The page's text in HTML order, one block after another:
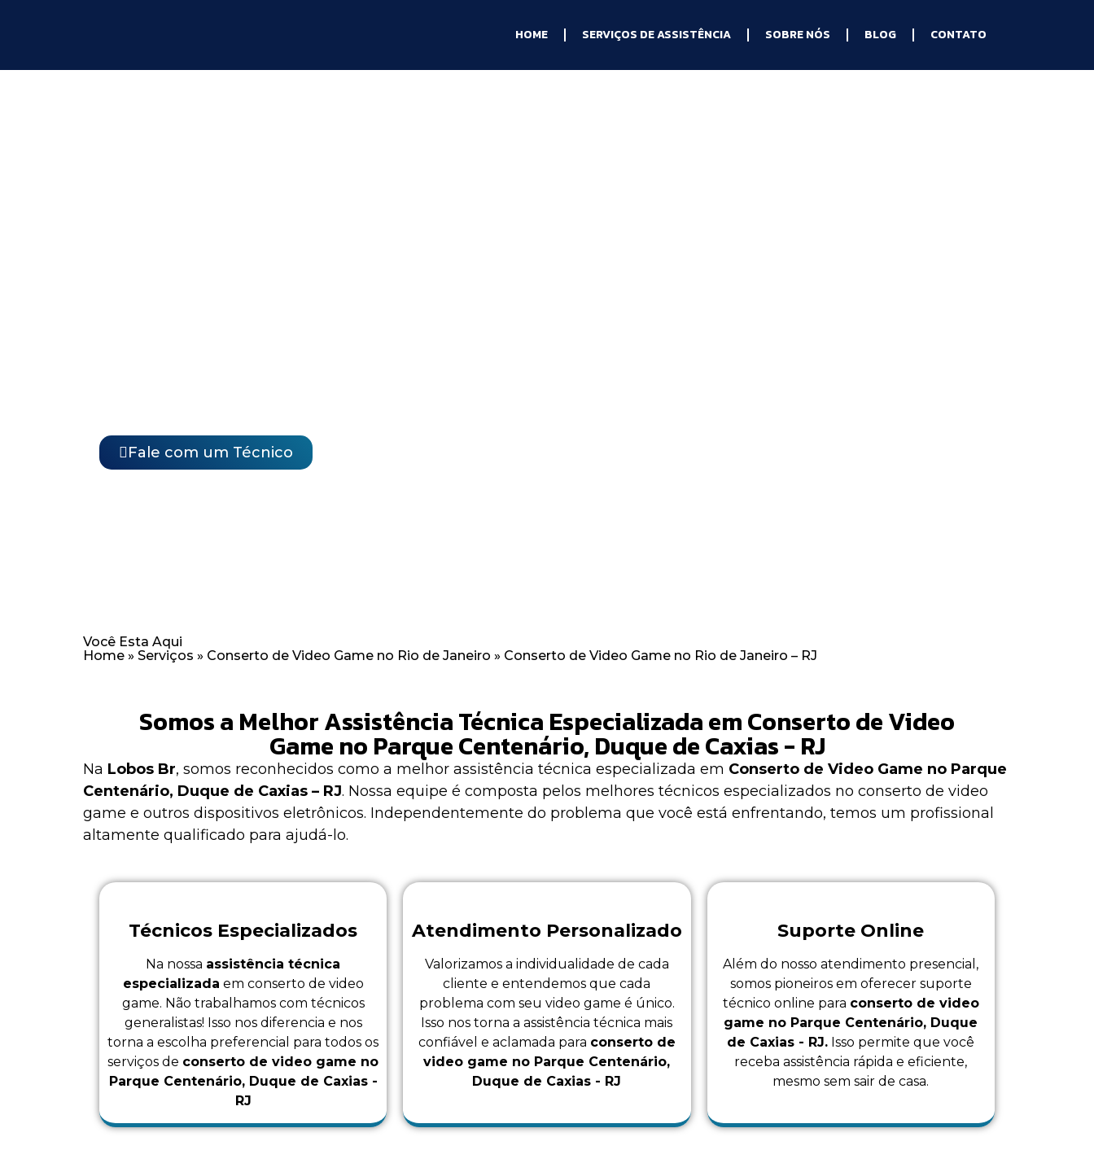
HOME SERVIÇOS DE ASSISTÊNCIA SOBRE NÓS BLOG CONTATO
Fale com um Técnico
Você Esta Aqui
Home » Serviços » Conserto de Video Game no Rio de Janeiro » Conserto de Video Game no Rio de Janeiro – RJ
Somos a Melhor Assistência Técnica Especializada em Conserto de Video
Game no Parque Centenário, Duque de Caxias - RJ
Na Lobos Br, somos reconhecidos como a melhor assistência técnica especializada em Conserto de Video Game no Parque
Centenário, Duque de Caxias – RJ. Nossa equipe é composta pelos melhores técnicos especializados no conserto de video
game e outros dispositivos eletrônicos. Independentemente do problema que você está enfrentando, temos um profissional
altamente qualificado para ajudá-lo.
Técnicos Especializados
Na nossa assistência técnica
especializada em conserto de video
game. Não trabalhamos com técnicos
generalistas! Isso nos diferencia e nos
torna a escolha preferencial para todos os
serviços de conserto de video game no
Parque Centenário, Duque de Caxias -
RJ
Atendimento Personalizado
Valorizamos a individualidade de cada
cliente e entendemos que cada
problema com seu video game é único.
Isso nos torna a assistência técnica mais
confiável e aclamada para conserto de
video game no Parque Centenário,
Duque de Caxias - RJ
Suporte Online
Além do nosso atendimento presencial,
somos pioneiros em oferecer suporte
técnico online para conserto de video
game no Parque Centenário, Duque
de Caxias - RJ. Isso permite que você
receba assistência rápida e eficiente,
mesmo sem sair de casa.